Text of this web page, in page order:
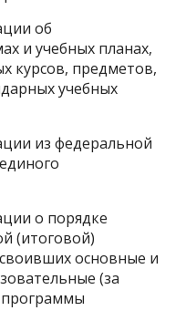
об
и учебных планах,
курсов, предметов,
учебных
из федеральной
о порядке
(итоговой)
основные и
(за